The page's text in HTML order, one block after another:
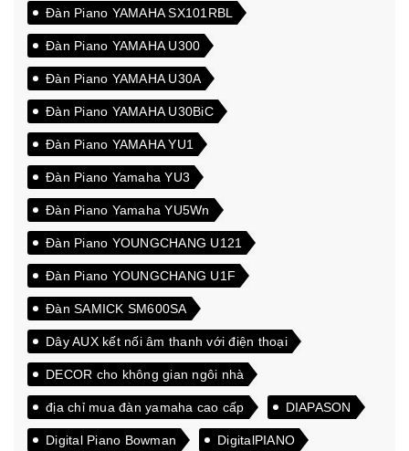
Đàn Piano YAMAHA SX101RBL
Đàn Piano YAMAHA U300
Đàn Piano YAMAHA U30A
Đàn Piano YAMAHA U30BiC
Đàn Piano YAMAHA YU1
Đàn Piano Yamaha YU3
Đàn Piano Yamaha YU5Wn
Đàn Piano YOUNGCHANG U121
Đàn Piano YOUNGCHANG U1F
Đàn SAMICK SM600SA
Dây AUX kết nối âm thanh với điện thoại
DECOR cho không gian ngôi nhà
địa chỉ mua đàn yamaha cao cấp DIAPASON
Digital Piano Bowman DigitalPIANO